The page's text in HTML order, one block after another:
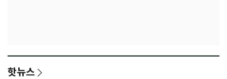
핫뉴스